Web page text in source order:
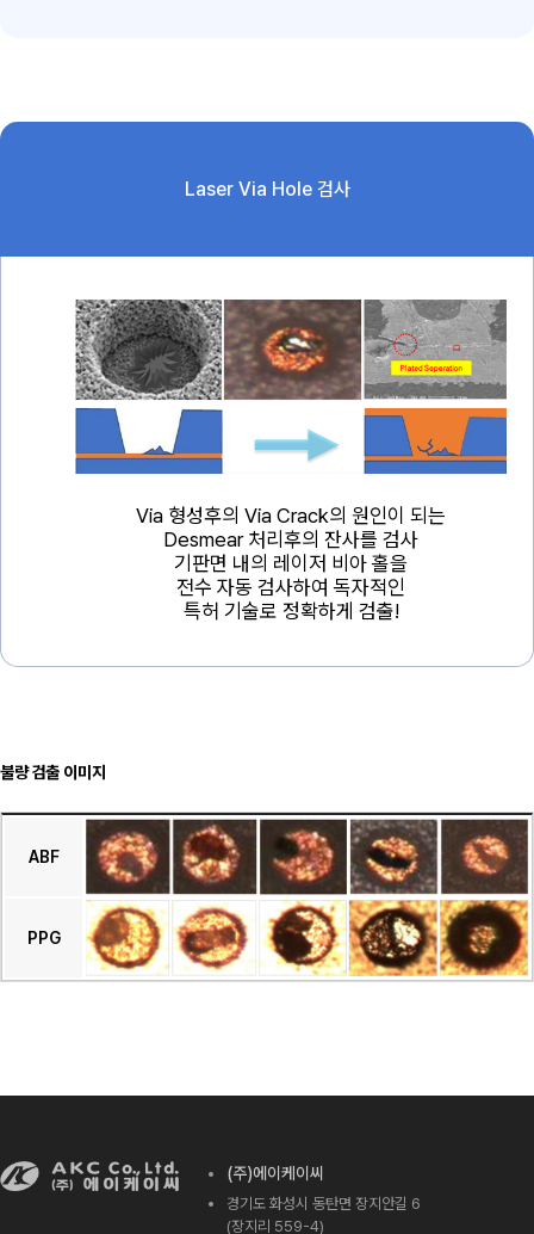
Laser Via Hole 검사
Via 형성후의 Via Crack의 원인이 되는
Desmear 처리후의 잔사를 검사
기판면 내의 레이저 비아 홀을
전수 자동 검사하여 독자적인
특허 기술로 정확하게 검출!
불량 검출 이미지
ABF
PPG
(주)에이케이씨
경기도 화성시 동탄면 장지안길 6
(장지리 559-4)